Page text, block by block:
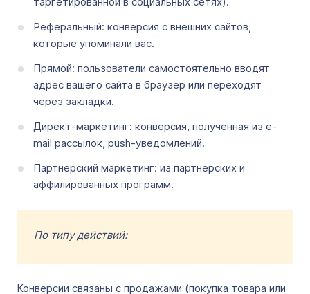
Реферальный: конверсия с внешних сайтов,
которые упоминали вас.
Прямой: пользователи самостоятельно вводят
адрес вашего сайта в браузер или переходят
через закладки.
Директ-маркетинг: конверсия, полученная из e-
mail рассылок, push-уведомлений.
Партнерский маркетинг: из партнерских и
аффилированных программ.
По типу действий:
Конверсии связаны с продажами (покупка товара или